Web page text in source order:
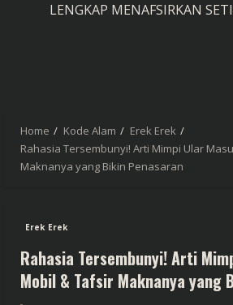
LENGKAP MENAFSIRKAN
Home Kode Alam
Erek Erek
Rahasia Tersembunyi! Arti Mimpi Ular
Maknanya yang Bikin Penasaran
Erek Erek
Rahasia Tersembunyi! Arti
Mobil & Tafsir Maknanya yang